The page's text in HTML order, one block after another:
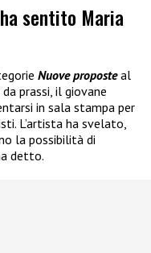
sentito Maria
Nuove proposteal
prassi, il giovane
in sala stampa per
L’artista ha svelato,
la possibilità di
detto.